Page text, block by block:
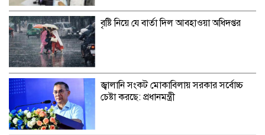
বৃষ্টি নিয়ে যে বার্তা দিল আবহাওয়া অধিদপ্তর
জ্বালানি সংকট মোকাবিলায় সরকার সর্বোচ্চ
চেষ্টা করছে: প্রধানমন্ত্রী